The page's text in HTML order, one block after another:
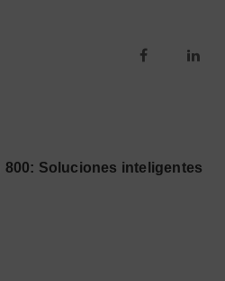
800: Soluciones inteligentes